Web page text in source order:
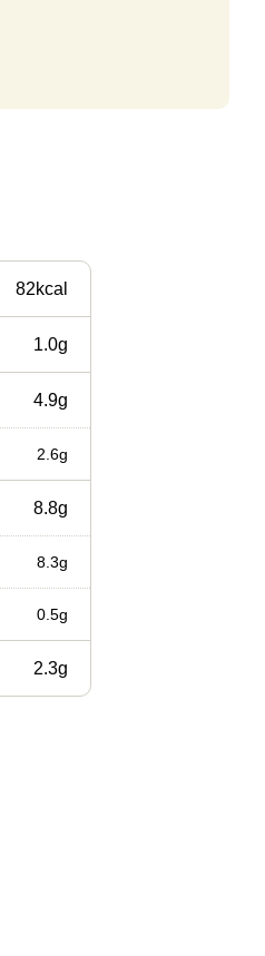
82kcal
1.0g
4.9g
2.6g
8.8g
8.3g
0.5g
2.3g